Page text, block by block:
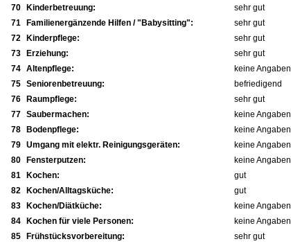
70
Kinderbetreuung:
sehr gut
71
Familienergänzende Hilfen / "Babysitting":
sehr gut
72
Kinderpflege:
sehr gut
73
Erziehung:
sehr gut
74 Altenpflege:
keine Angaben
75 Seniorenbetreuung:
befriedigend
76
Raumpflege:
sehr gut
77 Saubermachen:
keine Angaben
78
Bodenpflege:
keine Angaben
79 Umgang mit elektr. Reinigungsgeräten:
keine Angaben
80
Fensterputzen:
keine Angaben
81
Kochen:
gut
82
Kochen/Alltagsküche:
gut
83
Kochen/Diätküche:
keine Angaben
84
Kochen für viele Personen:
keine Angaben
85
Frühstücksvorbereitung:
sehr gut